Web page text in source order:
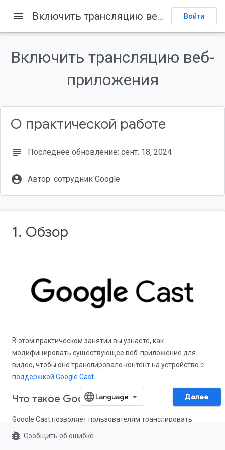
Главная Товары Cast Кодлабы
1. Обзор
Что такое Google Cast?
menu Включить трансляцию веб-приложения Войти
Включить трансляцию веб-
приложения
О практической работе
subject Последнее обновление: сент. 18, 2024
account_circle Автор: сотрудник Google
1. Обзор
В этом практическом занятии вы узнаете, как
модифицировать существующее веб-приложение для
видео, чтобы оно транслировало контент на устройство с
поддержкой Google Cast
Что такое Google Cast?
Google Cast позволяет пользователям транслировать
контент с мобильного устройства на телевизор. Затем
Далее
bug_report Сообщить об ошибке